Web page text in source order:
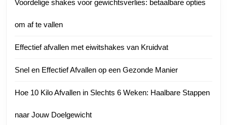
Voordelige shakes voor gewichtsverlies: betaalbare opties
om af te vallen
Effectief afvallen met eiwitshakes van Kruidvat
Snel en Effectief Afvallen op een Gezonde Manier
Hoe 10 Kilo Afvallen in Slechts 6 Weken: Haalbare Stappen
naar Jouw Doelgewicht